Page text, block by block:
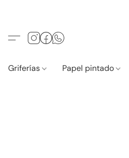
Griferías Papel pintado